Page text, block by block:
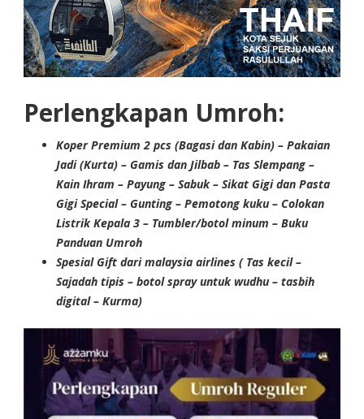
Perlengkapan Umroh:
Koper Premium 2 pcs (Bagasi dan Kabin) – Pakaian
Jadi (Kurta) – Gamis dan Jilbab – Tas Slempang –
Kain Ihram – Payung – Sabuk – Sikat Gigi dan Pasta
Gigi Special – Gunting – Pemotong kuku – Colokan
Listrik Kepala 3 – Tumbler/botol minum – Buku
Panduan Umroh
Spesial Gift dari malaysia airlines ( Tas kecil –
Sajadah tipis – botol spray untuk wudhu – tasbih
digital – Kurma)